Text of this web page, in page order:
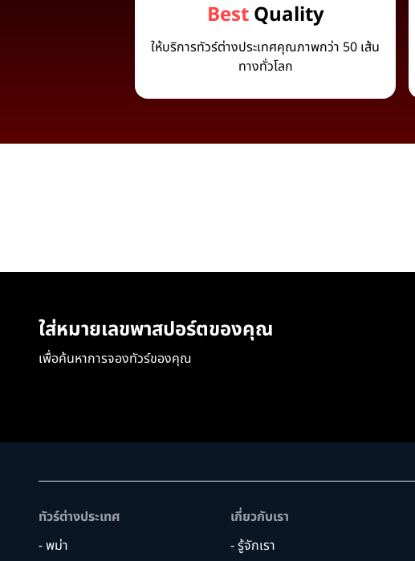
BestQuality
ให้บริการทัวร์ต่างประเทศคุณภาพกว่า 50 เส้น
ทางทั่วโลก
ใส่หมายเลขพาสปอร์ตของคุณ
เพื่อค้นหาการจองทัวร์ของคุณ
ทัวร์ต่างประเทศ
- พม่า
เกี่ยวกับเรา
- รู้จักเรา